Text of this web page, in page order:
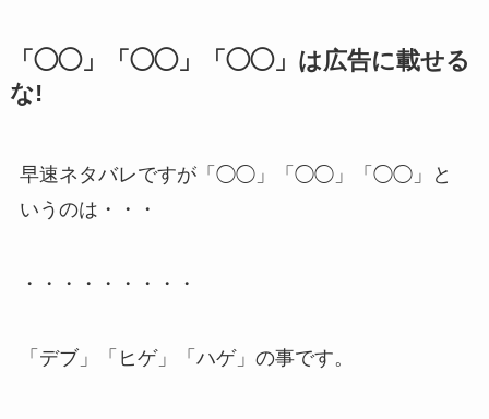
「◯◯」「◯◯」「◯◯」は広告に載せる
な!
早速ネタバレですが「◯◯」「◯◯」「◯◯」と
いうのは・・・
・・・・・・・・・
「デブ」「ヒゲ」「ハゲ」の事です。